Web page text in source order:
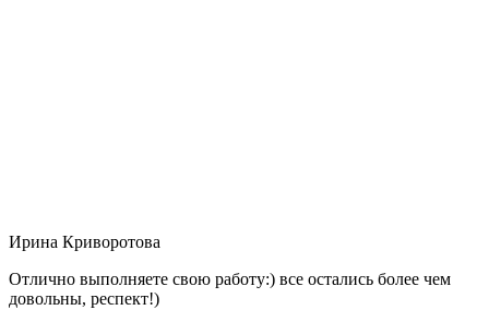
Ирина Криворотова
Отлично выполняете свою работу:) все остались более чем
довольны, респект!)